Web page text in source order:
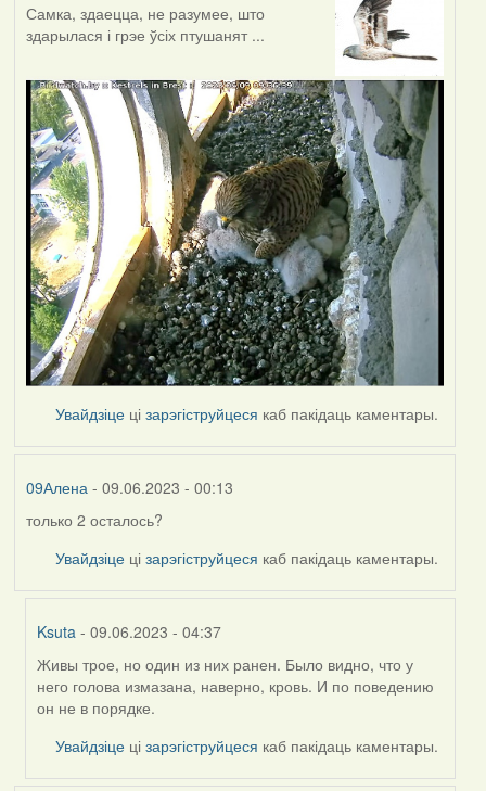
Самка, здаецца, не разумее, што
здарылася і грэе ўсіх птушанят ...
Увайдзіце цізарэгіструйцеся каб пакідаць каментары.
09Алена - 09.06.2023 - 00:13
только 2 осталось?
Увайдзіце цізарэгіструйцеся каб пакідаць каментары.
Ksuta - 09.06.2023 - 04:37
In
reply
to
09Алена
Живы трое, но один из них ранен. Было видно, что у
него голова измазана, наверно, кровь. И по поведению
он не в порядке.
Увайдзіце цізарэгіструйцеся каб пакідаць каментары.